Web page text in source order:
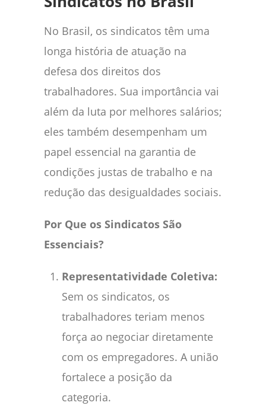
No Brasil, os sindicatos têm uma
longa história de atuação na
defesa dos direitos dos
trabalhadores. Sua importância vai
além da luta por melhores salários;
eles também desempenham um
papel essencial na garantia de
condições justas de trabalho e na
redução das desigualdades sociais.
Por Que os Sindicatos São
Essenciais?
Representatividade Coletiva:
Sem os sindicatos, os
trabalhadores teriam menos
força ao negociar diretamente
com os empregadores. A união
fortalece a posição da
categoria.